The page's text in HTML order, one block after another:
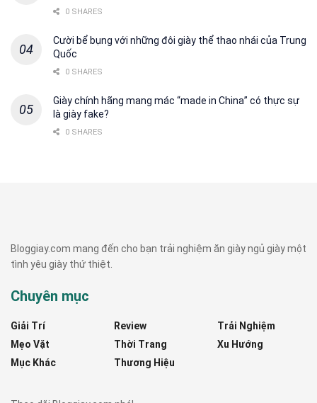
0 SHARES
Cười bể bụng với những đôi giày thể thao nhái của Trung
Quốc
0 SHARES
Giày chính hãng mang mác “made in China” có thực sự
là giày fake?
0 SHARES
Bloggiay.com mang đến cho bạn trải nghiệm ăn giày ngủ giày một
tình yêu giày thứ thiệt.
Chuyên mục
Giải Trí
Mẹo Vặt
Mục Khác
Review
Thời Trang
Thương Hiệu
Trải Nghiệm
Xu Hướng